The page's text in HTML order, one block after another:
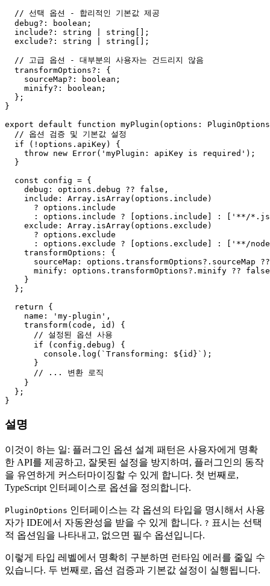
// 선택 옵션 - 합리적인 기본값 제공
  debug?: boolean;
  include?: string | string[];
  exclude?: string | string[];
// 고급 옵션 - 대부분의 사용자는 건드리지 않음
  transformOptions?: {
    sourceMap?: boolean;
    minify?: boolean;
  };
}
export default function myPlugin ( options: PluginOptions
// 옵션 검증 및 기본값 설정
if (!options. apiKey) {
throw new Error( 'myPlugin: apiKey is required' );
  }
const config = {
debug : options. debug ?? false ,
include : Array . isArray(options. include )
      ? options.
include
      : options.
include ? [options. include ] : [
'**/
exclude : Array . isArray(options. exclude )
      ? options.
exclude
      : options.
exclude ? [options. exclude ] : [
'**/
transformOptions : {
sourceMap : options. transformOptions?. sourceMap
minify : options. transformOptions?. minify ?? false
    }
  };
return {
name : 'my-plugin' ,
transform( code, id ) {
// 설정된 옵션 사용
if (config. debug ) {
console . log ( `Transforming: ${id} ` );
      }
// ... 변환 로직
    }
  };
설명
이것이 하는 일: 플러그인 옵션 설계 패턴은 사용자에게 명확
한 API를 제공하고, 잘못된 설정을 방지하며, 플러그인의 동작
을 유연하게 커스터마이징할 수 있게 합니다. 첫 번째로,
TypeScript 인터페이스로 옵션을 정의합니다.
PluginOptions 인터페이스는 각 옵션의 타입을 명시해서 사용
자가 IDE에서 자동완성을 받을 수 있게 합니다. ? 표시는 선택
적 옵션임을 나타내고, 없으면 필수 옵션입니다.
이렇게 타입 레벨에서 명확히 구분하면 런타임 에러를 줄일 수
있습니다. 두 번째로, 옵션 검증과 기본값 설정이 실행됩니다.